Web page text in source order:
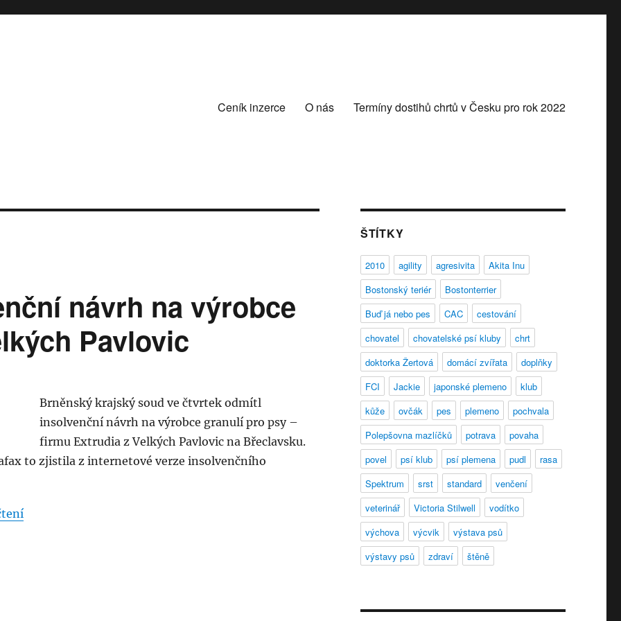
Ceník inzerce O nás Termíny dostihů chrtů v Česku pro rok 2022
návrh na výrobce
Pavlovic
Brněnský krajský soud ve čtvrtek odmítl
insolvenční návrh na výrobce granulí pro psy –
firmu Extrudia z Velkých Pavlovic na Břeclavsku.
to zjistila z internetové verze insolvenčního
„Soud odmítl insolvenční návrh na výrobce krmiva pro psy z Velkých Pavlovic“
ŠTÍTKY
2010 agility agresivita
Akita Inu
Bostonský teriér
Bostonterrier
Buď já nebo pes
CAC
cestování
chovatel
chovatelské psí kluby
chrt
doktorka Žertová
domácí zvířata
doplňky
FCI
Jackie japonské plemeno
klub
kůže
ovčák pes plemeno
pochvala
Polepšovna mazlíčků
potrava
povaha
povel
psí klub psí plemena pudl
rasa
Spektrum
srst standard
venčení
veterinář
Victoria Stilwell
vodítko
výchova
výcvik
výstava psů
výstavy psů
zdraví štěně